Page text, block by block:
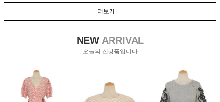
더보기 +
NEWARRIVAL
오늘의 신상품입니다